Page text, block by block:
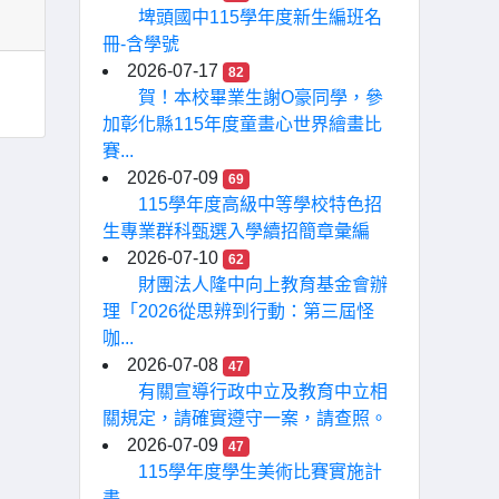
埤頭國中115學年度新生編班名
冊-含學號
2026-07-17
82
賀！本校畢業生謝O豪同學，參
加彰化縣115年度童畫心世界繪畫比
賽...
2026-07-09
69
115學年度高級中等學校特色招
生專業群科甄選入學續招簡章彙編
2026-07-10
62
財團法人隆中向上教育基金會辦
理「2026從思辨到行動：第三屆怪
咖...
2026-07-08
47
有關宣導行政中立及教育中立相
關規定，請確實遵守一案，請查照。
2026-07-09
47
115學年度學生美術比賽實施計